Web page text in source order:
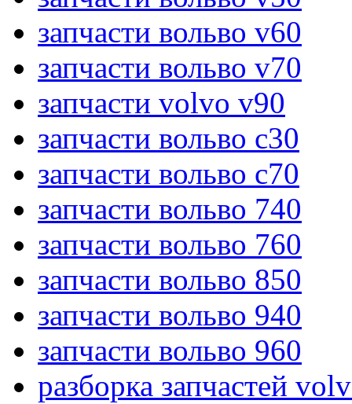
запчасти вольво v60
запчасти вольво v70
запчасти volvo v90
запчасти вольво c30
запчасти вольво c70
запчасти вольво 740
запчасти вольво 760
запчасти вольво 850
запчасти вольво 940
запчасти вольво 960
разборка запчастей